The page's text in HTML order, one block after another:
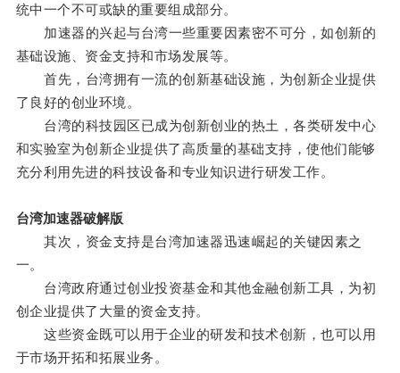
统中一个不可或缺的重要组成部分。
加速器的兴起与台湾一些重要因素密不可分，如创新的
基础设施、资金支持和市场发展等。
首先，台湾拥有一流的创新基础设施，为创新企业提供
了良好的创业环境。
台湾的科技园区已成为创新创业的热土，各类研发中心
和实验室为创新企业提供了高质量的基础支持，使他们能够
充分利用先进的科技设备和专业知识进行研发工作。
台湾加速器破解版
其次，资金支持是台湾加速器迅速崛起的关键因素之
一。
台湾政府通过创业投资基金和其他金融创新工具，为初
创企业提供了大量的资金支持。
这些资金既可以用于企业的研发和技术创新，也可以用
于市场开拓和拓展业务。